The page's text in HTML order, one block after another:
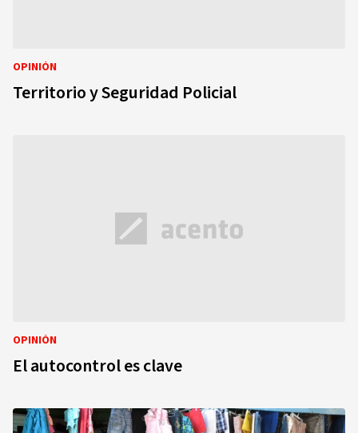
OPINIÓN
Territorio y Seguridad Policial
OPINIÓN
El autocontrol es clave